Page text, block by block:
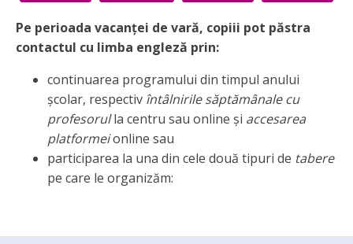
Pe perioada vacanţei de vară, copiii pot păstra
contactul cu limba engleză prin:
continuarea programului din timpul anului
şcolar, respectiv întâlnirile săptămânale cu
profesorulla centru sau online și accesarea
platformeionline sau
participarea la una din cele două tipuri de tabere
pe care le organizăm: